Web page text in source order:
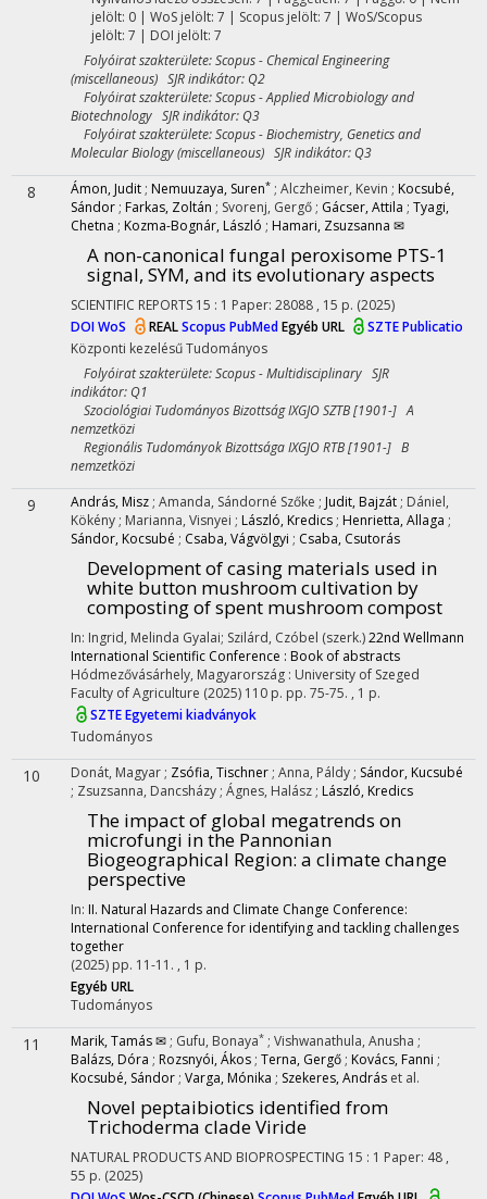
jelölt: 0 | WoS jelölt: 7 | Scopus jelölt: 7 | WoS/Scopus
jelölt: 7 | DOI jelölt: 7
Folyóirat szakterülete: Scopus - Chemical Engineering
(miscellaneous) SJR indikátor: Q2
Folyóirat szakterülete: Scopus - Applied Microbiology and
Biotechnology SJR indikátor: Q3
Folyóirat szakterülete: Scopus - Biochemistry, Genetics and
Molecular Biology (miscellaneous) SJR indikátor: Q3
8 Ámon, Judit ; Nemuuzaya, Suren* ; Alczheimer, Kevin ; Kocsubé,
Sándor ; Farkas, Zoltán ; Svorenj, Gergő ; Gácser, Attila ; Tyagi,
Chetna ; Kozma-Bognár, László ; Hamari, Zsuzsanna ✉
A non-canonical fungal peroxisome PTS-1
signal, SYM, and its evolutionary aspects
SCIENTIFIC REPORTS 15 : 1 Paper: 28088 , 15 p. (2025)
DOIWoS REALScopus PubMedEgyéb URL
SZTE Publicatio
Központi kezelésűTudományos
Folyóirat szakterülete: Scopus - Multidisciplinary SJR
indikátor: Q1
Szociológiai Tudományos Bizottság IXGJO SZTB [1901-] A
nemzetközi
Regionális Tudományok Bizottsága IXGJO RTB [1901-] B
nemzetközi
9 András, Misz ; Amanda, Sándorné Szőke ; Judit, Bajzát ; Dániel,
Kökény ; Marianna, Visnyei ; László, Kredics ; Henrietta, Allaga ;
Sándor, Kocsubé ; Csaba, Vágvölgyi ; Csaba, Csutorás
Development of casing materials used in
white button mushroom cultivation by
composting of spent mushroom compost
In: Ingrid, Melinda Gyalai; Szilárd, Czóbel (szerk.)22nd Wellmann
International Scientific Conference : Book of abstracts
Hódmezővásárhely, Magyarország : University of Szeged
Faculty of Agriculture (2025) 110 p. pp. 75-75. , 1 p.
SZTE Egyetemi kiadványok
Tudományos
10 Donát, Magyar ; Zsófia, Tischner ; Anna, Páldy ; Sándor, Kucsubé
; Zsuzsanna, Dancsházy ; Ágnes, Halász ; László, Kredics
The impact of global megatrends on
microfungi in the Pannonian
Biogeographical Region: a climate change
perspective
In: II. Natural Hazards and Climate Change Conference:
International Conference for identifying and tackling challenges
together
(2025) pp. 11-11. , 1 p.
Egyéb URL
Tudományos
11 Marik, Tamás ✉ ; Gufu, Bonaya* ; Vishwanathula, Anusha ;
Balázs, Dóra ; Rozsnyói, Ákos ; Terna, Gergő ; Kovács, Fanni ;
Kocsubé, Sándor ; Varga, Mónika ; Szekeres, András et al.
Novel peptaibiotics identified from
Trichoderma clade Viride
NATURAL PRODUCTS AND BIOPROSPECTING 15 : 1 Paper: 48 ,
55 p. (2025)